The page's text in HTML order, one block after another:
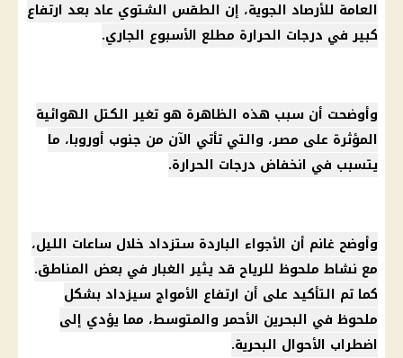
العامة للأرصاد الجوية، إن الطقس الشتوي عاد بعد ارتفاع
كبير في درجات الحرارة مطلع الأسبوع الجاري.
وأوضحت أن سبب هذه الظاهرة هو تغير الكتل الهوائية
المؤثرة على مصر، والتي تأتي الآن من جنوب أوروبا، ما
يتسبب في انخفاض درجات الحرارة.
وأوضح غانم أن الأجواء الباردة ستزداد خلال ساعات الليل،
مع نشاط ملحوظ للرياح قد يثير الغبار في بعض المناطق.
كما تم التأكيد على أن ارتفاع الأمواج سيزداد بشكل
ملحوظ في البحرين الأحمر والمتوسط، مما يؤدي إلى
اضطراب الأحوال البحرية.